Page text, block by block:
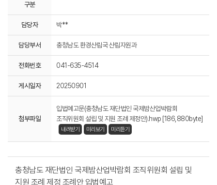
구분
담당자 박**
담당부서 충청남도 환경산림국 산림자원과
전화번호 041-635-4514
게시일자 20250901
첨부파일
입법예고문(충청남도 재단법인 국제밤산업박람회
조직위원회 설립 및 지원 조례 제정안).hwp [186,880byte]
내려받기 미리보기 미리듣기
충청남도 재단법인 국제밤산업박람회 조직위원회 설립 및
지원 조례 제정 조례안 입법예고